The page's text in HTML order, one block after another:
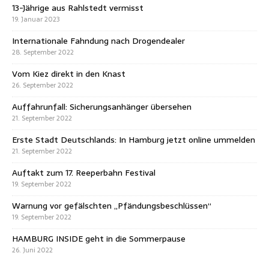
13-Jährige aus Rahlstedt vermisst
19. Januar 2023
Internationale Fahndung nach Drogendealer
28. September 2022
Vom Kiez direkt in den Knast
26. September 2022
Auffahrunfall: Sicherungsanhänger übersehen
21. September 2022
Erste Stadt Deutschlands: In Hamburg jetzt online ummelden
21. September 2022
Auftakt zum 17. Reeperbahn Festival
19. September 2022
Warnung vor gefälschten „Pfändungsbeschlüssen“
19. September 2022
HAMBURG INSIDE geht in die Sommerpause
26. Juni 2022